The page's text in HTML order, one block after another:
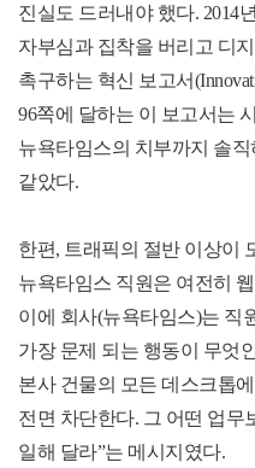
진실도 드러내야 했다. 2014년
자부심과 집착을 버리고 디
촉구하는 혁신 보고서
96쪽에 달하는 이 보고서는
뉴욕타임스의 치부까지 솔
같았다.
한편, 트래픽의 절반 이상이
뉴욕타임스 직원은 여전히
이에 회사(뉴욕타임스)는 직
가장 문제 되는 행동이 무엇
본사 건물의 모든 데스크톱
전면 차단한다. 그 어떤 업무
일해 달라”는 메시지였다.